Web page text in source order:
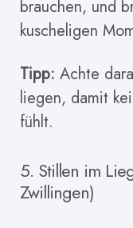
brauchen, und
kuscheligen
Tipp: Achte
liegen, damit
fühlt.
5. Stillen im
Zwillingen)